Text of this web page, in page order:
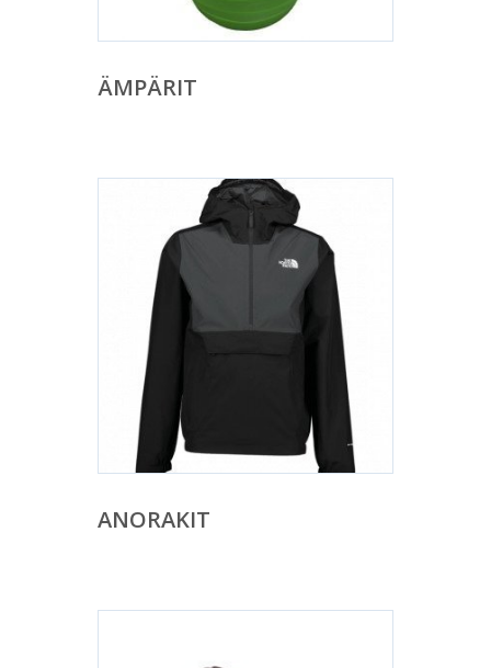
ÄMPÄRIT
ANORAKIT